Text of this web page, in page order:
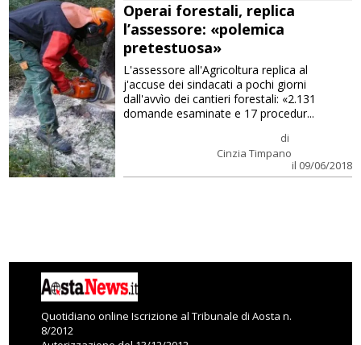
Operai forestali, replica
l’assessore: «polemica
pretestuosa»
di
Cinzia Timpano
il 09/06/2018
L'assessore all'Agricoltura replica al
j'accuse dei sindacati a pochi giorni
dall'avvìo dei cantieri forestali: «2.131
domande esaminate e 17 procedur...
Quotidiano online Iscrizione al Tribunale di Aosta n.
8/2012